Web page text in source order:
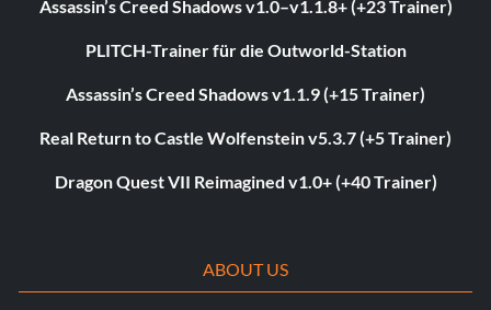
Assassin’s Creed Shadows v1.0–v1.1.8+ (+23 Trainer)
PLITCH-Trainer für die Outworld-Station
Assassin’s Creed Shadows v1.1.9 (+15 Trainer)
Real Return to Castle Wolfenstein v5.3.7 (+5 Trainer)
Dragon Quest VII Reimagined v1.0+ (+40 Trainer)
ABOUT US